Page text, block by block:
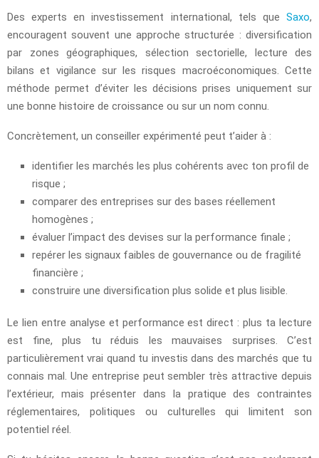
Des experts en investissement international, tels que Saxo,
encouragent souvent une approche structurée : diversification
par zones géographiques, sélection sectorielle, lecture des
bilans et vigilance sur les risques macroéconomiques. Cette
méthode permet d’éviter les décisions prises uniquement sur
une bonne histoire de croissance ou sur un nom connu.
Concrètement, un conseiller expérimenté peut t’aider à :
identifier les marchés les plus cohérents avec ton profil de
risque ;
comparer des entreprises sur des bases réellement
homogènes ;
évaluer l’impact des devises sur la performance finale ;
repérer les signaux faibles de gouvernance ou de fragilité
financière ;
construire une diversification plus solide et plus lisible.
Le lien entre analyse et performance est direct : plus ta lecture
est fine, plus tu réduis les mauvaises surprises. C’est
particulièrement vrai quand tu investis dans des marchés que tu
connais mal. Une entreprise peut sembler très attractive depuis
l’extérieur, mais présenter dans la pratique des contraintes
réglementaires, politiques ou culturelles qui limitent son
potentiel réel.